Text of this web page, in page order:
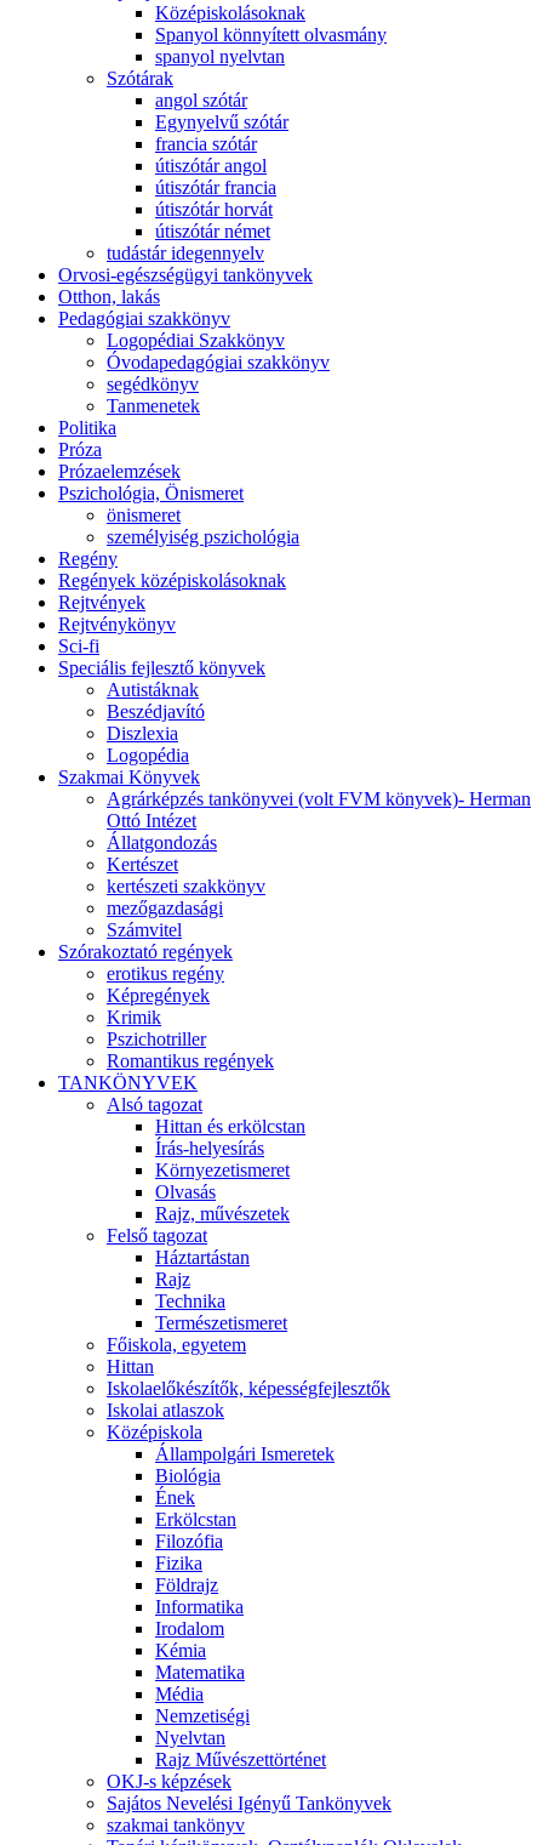
Középiskolásoknak
Spanyol könnyített olvasmány
spanyol nyelvtan
Szótárak
angol szótár
Egynyelvű szótár
francia szótár
útiszótár angol
útiszótár francia
útiszótár horvát
útiszótár német
tudástár idegennyelv
Orvosi-egészségügyi tankönyvek
Otthon, lakás
Pedagógiai szakkönyv
Logopédiai Szakkönyv
Óvodapedagógiai szakkönyv
segédkönyv
Tanmenetek
Politika
Próza
Prózaelemzések
Pszichológia, Önismeret
önismeret
személyiség pszichológia
Regény
Regények középiskolásoknak
Rejtvények
Rejtvénykönyv
Sci-fi
Speciális fejlesztő könyvek
Autistáknak
Beszédjavító
Diszlexia
Logopédia
Szakmai Könyvek
Agrárképzés tankönyvei (volt FVM könyvek)- Herman
Ottó Intézet
Állatgondozás
Kertészet
kertészeti szakkönyv
mezőgazdasági
Számvitel
Szórakoztató regények
erotikus regény
Képregények
Krimik
Pszichotriller
Romantikus regények
TANKÖNYVEK
Alsó tagozat
Hittan és erkölcstan
Írás-helyesírás
Környezetismeret
Olvasás
Rajz, művészetek
Felső tagozat
Háztartástan
Rajz
Technika
Természetismeret
Főiskola, egyetem
Hittan
Iskolaelőkészítők, képességfejlesztők
Iskolai atlaszok
Középiskola
Állampolgári Ismeretek
Biológia
Ének
Erkölcstan
Filozófia
Fizika
Földrajz
Informatika
Irodalom
Kémia
Matematika
Média
Nemzetiségi
Nyelvtan
Rajz Művészettörténet
OKJ-s képzések
Sajátos Nevelési Igényű Tankönyvek
szakmai tankönyv